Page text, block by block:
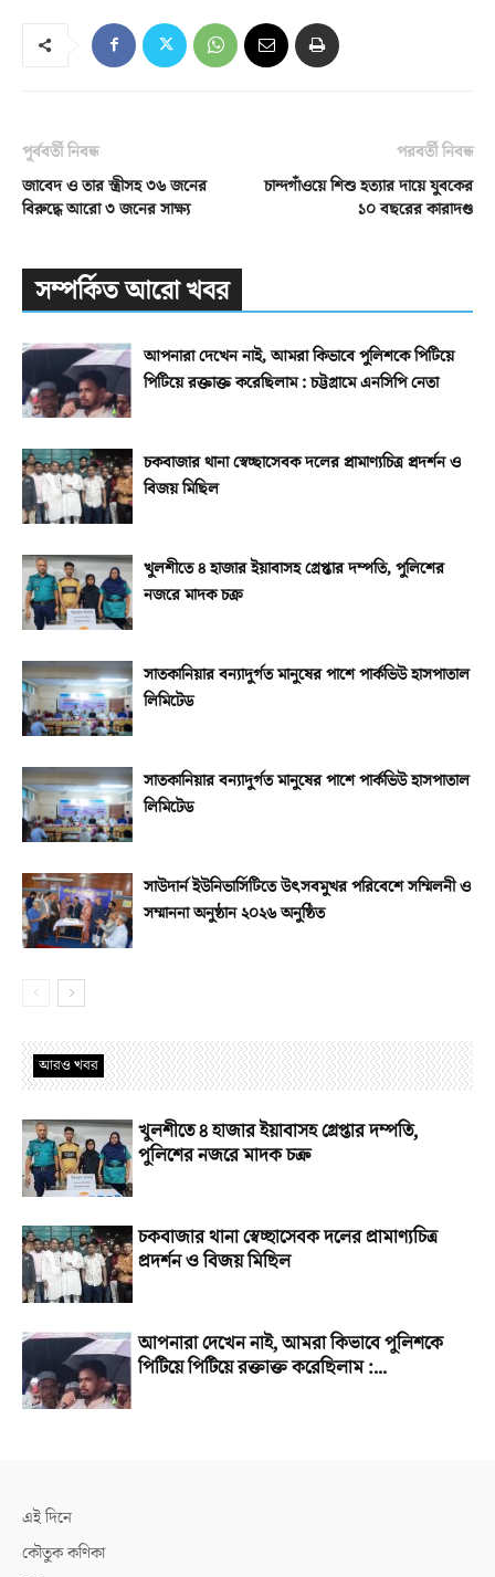
পূর্ববর্তী নিবন্ধ
জাবেদ ও তার স্ত্রীসহ ৩৬ জনের
বিরুদ্ধে আরো ৩ জনের সাক্ষ্য
পরবর্তী নিবন্ধ
চান্দগাঁওয়ে শিশু হত্যার দায়ে যুবকের
১০ বছরের কারাদণ্ড
সম্পর্কিত আরো খবর
আপনারা দেখেন নাই, আমরা কিভাবে পুলিশকে পিটিয়ে
পিটিয়ে রক্তাক্ত করেছিলাম : চট্টগ্রামে এনসিপি নেতা
চকবাজার থানা স্বেচ্ছাসেবক দলের প্রামাণ্যচিত্র প্রদর্শন ও
বিজয় মিছিল
খুলশীতে ৪ হাজার ইয়াবাসহ গ্রেপ্তার দম্পতি, পুলিশের
নজরে মাদক চক্র
সাতকানিয়ার বন্যাদুর্গত মানুষের পাশে পার্কভিউ হাসপাতাল
লিমিটেড
সাতকানিয়ার বন্যাদুর্গত মানুষের পাশে পার্কভিউ হাসপাতাল
লিমিটেড
সাউদার্ন ইউনিভার্সিটিতে উৎসবমুখর পরিবেশে সম্মিলনী ও
সম্মাননা অনুষ্ঠান ২০২৬ অনুষ্ঠিত
আরও খবর
খুলশীতে ৪ হাজার ইয়াবাসহ গ্রেপ্তার দম্পতি,
পুলিশের নজরে মাদক চক্র
চকবাজার থানা স্বেচ্ছাসেবক দলের প্রামাণ্যচিত্র
প্রদর্শন ও বিজয় মিছিল
আপনারা দেখেন নাই, আমরা কিভাবে পুলিশকে
পিটিয়ে পিটিয়ে রক্তাক্ত করেছিলাম :...
এই দিনে
কৌতুক কণিকা